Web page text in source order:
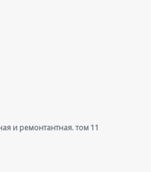
и ремонтантная. том 11